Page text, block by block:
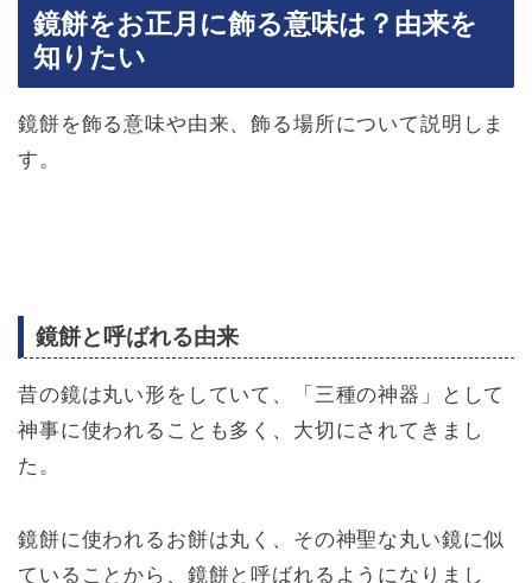
鏡餅をお正月に飾る意味は？由来を
知りたい
鏡餅を飾る意味や由来、飾る場所について説明しま
す。
鏡餅と呼ばれる由来
昔の鏡は丸い形をしていて、「三種の神器」として
神事に使われることも多く、大切にされてきまし
た。
鏡餅に使われるお餅は丸く、その神聖な丸い鏡に似
ていることから、鏡餅と呼ばれるようになりまし